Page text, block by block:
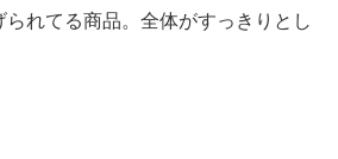
れてる商品。全体がすっきりとし